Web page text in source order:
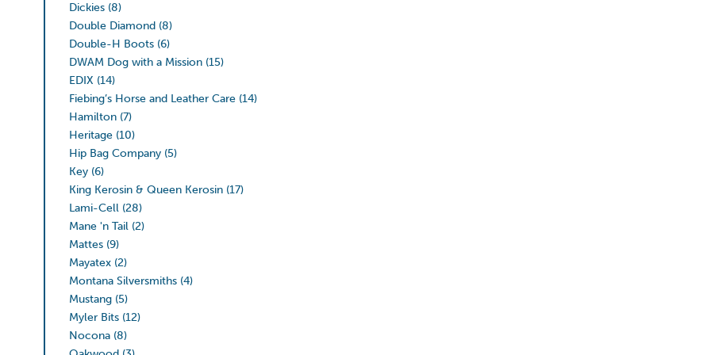
Dickies (8)
Double Diamond (8)
Double-H Boots (6)
DWAM Dog with a Mission (15)
EDIX (14)
Fiebing’s Horse and Leather Care (14)
Hamilton (7)
Heritage (10)
Hip Bag Company (5)
Key (6)
King Kerosin & Queen Kerosin (17)
Lami-Cell (28)
Mane 'n Tail (2)
Mattes (9)
Mayatex (2)
Montana Silversmiths (4)
Mustang (5)
Myler Bits (12)
Nocona (8)